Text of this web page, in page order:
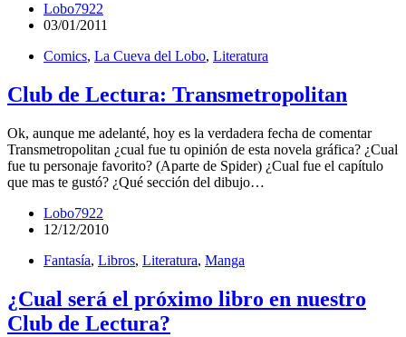
Lobo7922
03/01/2011
Comics, La Cueva del Lobo, Literatura
Club de Lectura: Transmetropolitan
Ok, aunque me adelanté, hoy es la verdadera fecha de comentar
Transmetropolitan ¿cual fue tu opinión de esta novela gráfica? ¿Cual
fue tu personaje favorito? (Aparte de Spider) ¿Cual fue el capítulo
que mas te gustó? ¿Qué sección del dibujo…
Lobo7922
12/12/2010
Fantasía, Libros, Literatura, Manga
¿Cual será el próximo libro en nuestro
Club de Lectura?